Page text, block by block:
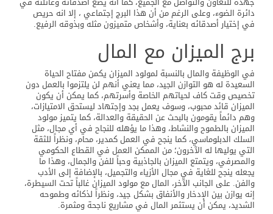
دائرة الضوء، وعلى الرغم من أن هذا البرج إجتماعي ، إلا انه حريص
في إختيار أصدقائه بعناية، وأشخاص متميزون مثله وبذوقه الرفيع.
برج الميزان مع المال
في الوظيفة والمال بالنسبة لمولود الميزان يكمن مفتاح الحياة
السعيدة له هو التوازن الجيد، مما يعني أنهم لن يلتزموا بالعمل دون
تخصيص وقت كاف لحياتهم الخاصة وأسرتهم، كما يمكن أن يكون
الميزان قائد محبوب، وسوف يعمل بجد وإجتهاد ليستحق الامتيازات،
وهم دائماً يقومون بالبحث عن الحقيقة والعدالة، كما يتميز مولود
الميزان بالطموح والنشاط، وهذا ما يؤهله للنجاح في أي مجال، مثل
السلك الدبلوماسي، كما ينجح في العمل كمدير، محام، ونظراً للثقة
التي يوليها له الآخرون؛ من الممكن العمل في القطاع الحكومي
والمصرفي، ويتمتع الميزان بالجاذبية وحباً للفن والجمال، وهذا ما
يجعله ينجح للغاية في مجال الأزياء والتجميل، بالإضافة إلى الأدب
والفن. على الجانب الآخر، المال مع مولود الميزان غالباً تحت السيطرة،
إنه يوازن بين الإدخار والأنفاق بشكل جيد، ونظراً لذكائه وطموحه
الشديد، يمكن أن يستثمر المال في مشاريع ناجحة ومثمرة.